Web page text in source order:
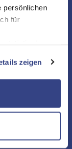
persönlichen
für
Drittanbietern
der
zeigen